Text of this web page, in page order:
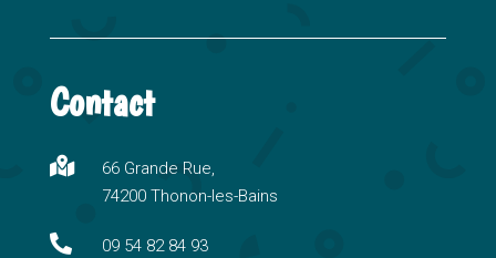
l
e
n
a
i
Contact

66 Grande Rue,
74200 Thonon-les-Bains
 09 54 82 84 93